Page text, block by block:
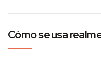
Cómo se usa